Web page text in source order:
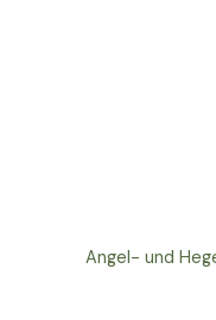
Angel- und